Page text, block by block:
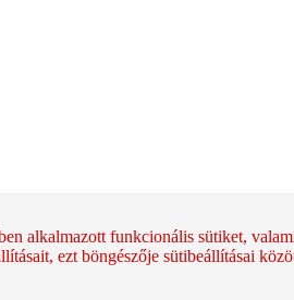
alkalmazott funkcionális sütiket,
ezt böngészője sütibeállításai